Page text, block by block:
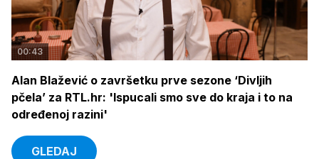
00:43
Alan Blažević o završetku prve sezone ‘Divljih
pčela’ za RTL.hr: 'Ispucali smo sve do kraja i to na
određenoj razini'
GLEDAJ